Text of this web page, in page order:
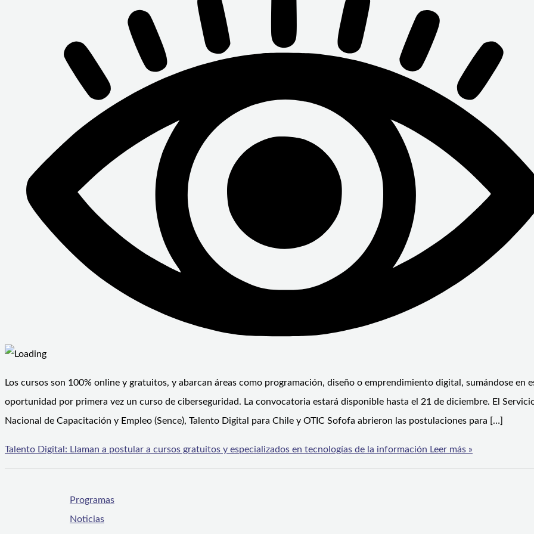
Los cursos son 100% online y gratuitos, y abarcan áreas como programación, diseño o emprendimiento digital, sumándose en
oportunidad por primera vez un curso de ciberseguridad. La convocatoria estará disponible hasta el 21 de diciembre. El
Nacional de Capacitación y Empleo (Sence), Talento Digital para Chile y OTIC Sofofa abrieron las postulaciones para […]
Talento Digital: Llaman a postular a cursos gratuitos y especializados en tecnologías de la información Leer más »
Programas
Noticias